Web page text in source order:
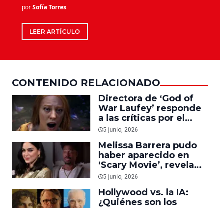
porSofía Torres
LEER ARTÍCULO
CONTENIDO RELACIONADO
Directora de ‘God of
War Laufey’ responde
a las críticas por el
videojuego
Deborah Ann Woll
5 junio, 2026
Melissa Barrera pudo
haber aparecido en
‘Scary Movie’, revela
Marlon Wayans
5 junio, 2026
Hollywood vs. la IA:
¿Quiénes son los